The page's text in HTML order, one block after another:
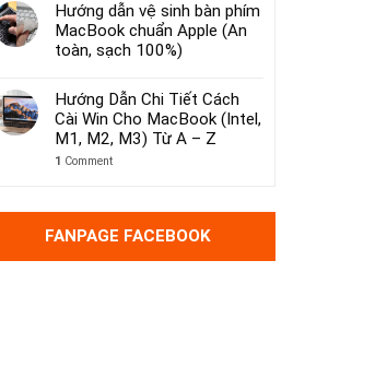
Hướng dẫn vệ sinh bàn phím
MacBook chuẩn Apple (An
toàn, sạch 100%)
Hướng Dẫn Chi Tiết Cách
Cài Win Cho MacBook (Intel,
M1, M2, M3) Từ A – Z
1 Comment
FANPAGE FACEBOOK